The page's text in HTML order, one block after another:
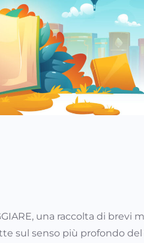
una raccolta di brevi
sul senso più profondo